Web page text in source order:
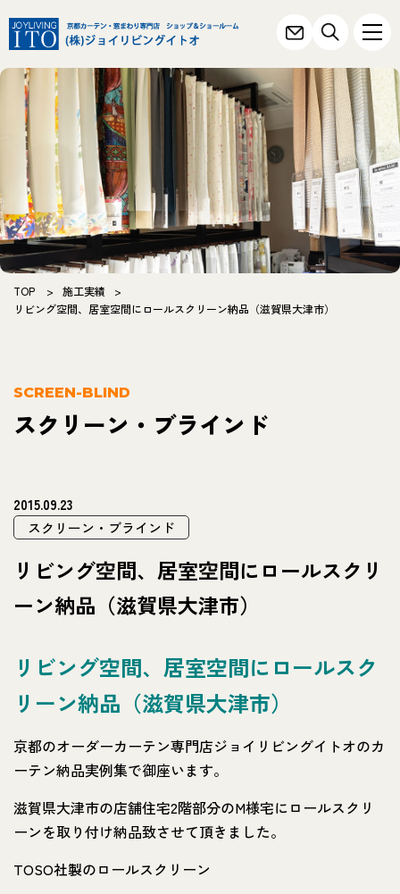
TOP > 施工実績
>
リビング空間、居室空間にロールスクリーン納品（滋賀県大津市）
SCREEN-BLIND
スクリーン・ブラインド
2015.09.23
スクリーン・ブラインド
リビング空間、居室空間にロールスクリ
ーン納品（滋賀県大津市）
リビング空間、居室空間にロールスク
リーン納品（滋賀県大津市）
京都のオーダーカーテン専門店ジョイリビングイトオのカ
ーテン納品実例集で御座います。
滋賀県大津市の店舗住宅2階部分のM様宅にロールスクリ
ーンを取り付け納品致させて頂きました。
TOSO社製のロールスクリーン